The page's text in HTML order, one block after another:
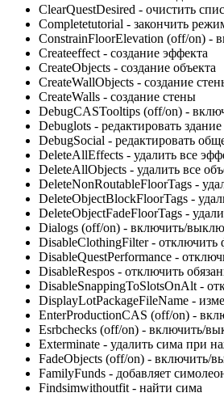
ClearQuestDesired - очистить
Completetutorial - закончить
ConstrainFloorElevation (off/on) -
Createeffect - создание эффекта
CreateObjects - создание объекта
CreateWallObjects - создание
CreateWalls - создание стены
DebugCASTooltips (off/on) -
Debuglots - редактировать здание
DebugSocial - редактировать
DeleteAllEffects - удалить все
DeleteAllObjects - удалить все
DeleteNonRoutableFloorTags -
DeleteObjectBlockFloorTags -
DeleteObjectFadeFloorTags -
Dialogs (off/on) - включить/
DisableClothingFilter -
DisableQuestPerformance -
DisableRespos - отключить
DisableSnappingToSlotsOnAlt -
DisplayLotPackageFileName -
EnterProductionCAS (off/on) -
Esrbchecks (off/on) - включить/
Exterminate - удалить сима при
FadeObjects (off/on) - включить/
FamilyFunds - добавляет
Findsimwithoutfit - найти сима